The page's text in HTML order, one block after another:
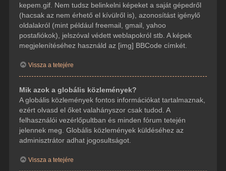
kepem.gif. Nem tudsz belinkelni képeket a saját gépedről
(hacsak az nem érhető el kívülről is), azonosítást igénylő
oldalakról (mint például freemail, gmail, yahoo
postafiókok), jelszóval védett weblapokról stb. A képek
megjelenítéséhez használd az [img] BBCode címkét.
Vissza a tetejére
Mik azok a globális közlemények?
A globális közlemények fontos információkat tartalmaznak,
ezért olvasd el őket valahányszor csak tudod. A
felhasználói vezérlőpultban és minden fórum tetején
jelennek meg. Globális közlemények küldéséhez az
adminisztrátor adhat jogosultságot.
Vissza a tetejére